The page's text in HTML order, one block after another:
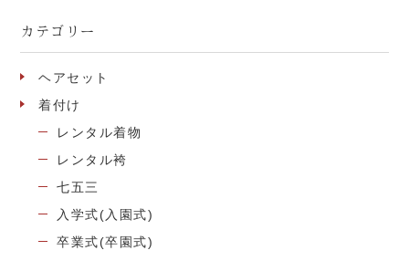
カテゴリー
ヘアセット
着付け
レンタル着物
レンタル袴
七五三
入学式(入園式)
卒業式(卒園式)